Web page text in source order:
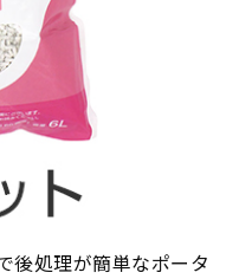
後処理が簡単なポータ